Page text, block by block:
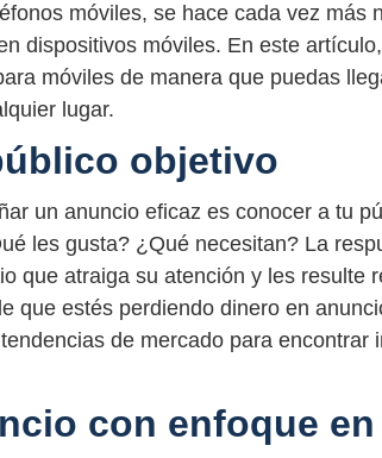
móviles, se hace cada vez más
dispositivos móviles. En este
móviles de manera que puedas
lugar.
objetivo
un anuncio eficaz es conocer a tu
les gusta? ¿Qué necesitan? La
que atraiga su atención y les resulte
que estés perdiendo dinero en
de mercado para encontrar
con enfoque